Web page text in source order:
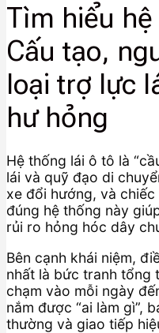
Tìm hiểu
Cấu tạo,
loại trợ lực
hư hỏng
Hệ thống lái ô tô là
lái và quỹ đạo di
xe đổi hướng, và
đúng hệ thống này
rủi ro hỏng hóc dây
Bên cạnh khái niệm,
nhất là bức tranh tổng
chạm vào mỗi ngày
nắm được “ai làm gì”,
thường và giao tiếp